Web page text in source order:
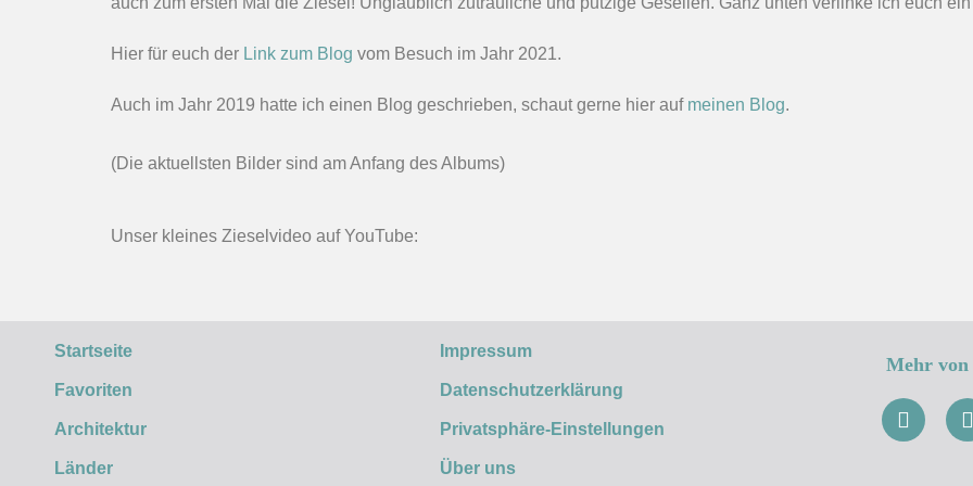
Hier für euch der Link zum Blog vom Besuch im Jahr 2021.
Auch im Jahr 2019 hatte ich einen Blog geschrieben, schaut gerne hier auf meinen Blog.
(Die aktuellsten Bilder sind am Anfang des Albums)
Unser kleines Zieselvideo auf YouTube:
Startseite
Favoriten
Architektur
Länder
Impressum
Datenschutzerklärung
Privatsphäre-Einstellungen
Über uns
Mehr von